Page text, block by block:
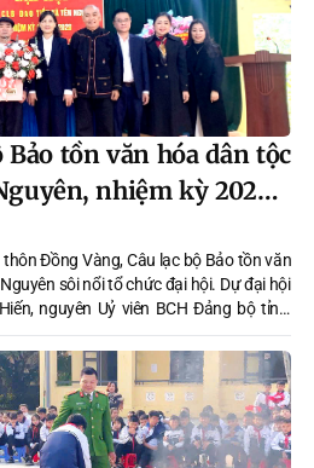
Bảo tồn văn hóa dân tộc
nhiệm kỳ 2025 -
Đồng Vàng, Câu lạc bộ Bảo tồn văn
sôi nổi tổ chức đại hội. Dự đại hội
nguyên Uỷ viên BCH Đảng bộ tỉnh,
tỉnh Tuyên Quang, nguyên Bí thư Huyện
Quang, Bí thư Đảng uỷ, Chủ tịch HĐND
Phòng Văn hoá – xã hội xã.